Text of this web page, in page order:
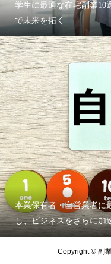
学生に最適な在宅副業10
で未来を拓く
本業保有者・自営業者に
し、ビジネスをさらに加
Copyright © 副